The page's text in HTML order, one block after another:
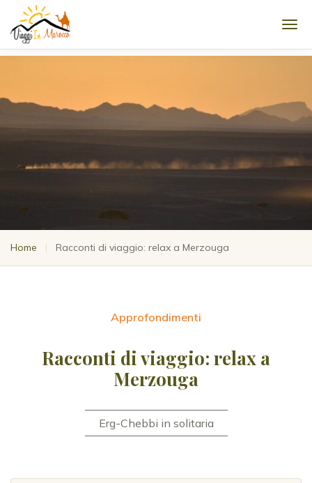
Home | Racconti di viaggio: relax a Merzouga
Approfondimenti
Racconti di viaggio: relax a
Merzouga
Erg-Chebbi in solitaria